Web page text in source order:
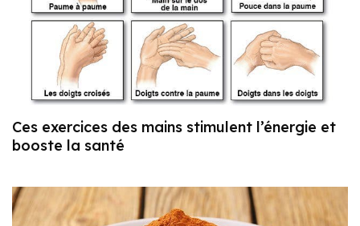
Ces exercices des mains stimulent l’énergie et
booste la santé